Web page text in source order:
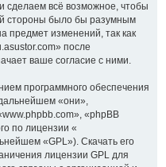
сделаем всё возможное, чтобы
стороны было бы разумным
предмет изменений, так как
после
ваше согласие с ними.
программного обеспечения
«они»,
«phpBB
по лицензии «
«GPL»). Скачать его
лицензии GPL для